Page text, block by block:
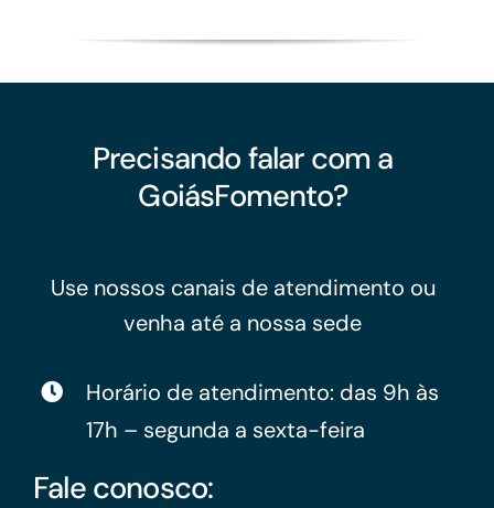
Precisando falar com a
GoiásFomento?
Use nossos canais de atendimento ou
venha até a nossa sede
Horário de atendimento: das 9h às
17h – segunda a sexta-feira
Fale conosco: